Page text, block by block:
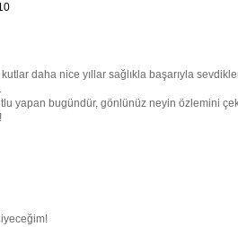
kutlar daha nice yıllar sağlıkla başarıyla
yapan bugündür, gönlünüz neyin özlemini